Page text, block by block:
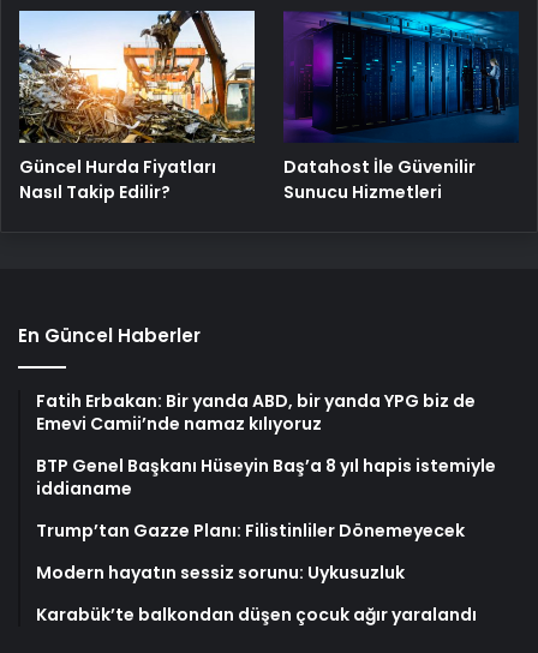
Güncel Hurda Fiyatları
Nasıl Takip Edilir?
Datahost İle Güvenilir
Sunucu Hizmetleri
En Güncel Haberler
Fatih Erbakan: Bir yanda ABD, bir yanda YPG biz de
Emevi Camii’nde namaz kılıyoruz
BTP Genel Başkanı Hüseyin Baş’a 8 yıl hapis istemiyle
iddianame
Trump’tan Gazze Planı: Filistinliler Dönemeyecek
Modern hayatın sessiz sorunu: Uykusuzluk
Karabük’te balkondan düşen çocuk ağır yaralandı